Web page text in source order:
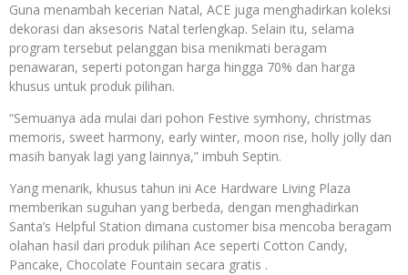
Guna menambah kecerian Natal, ACE juga menghadirkan koleksi
dekorasi dan aksesoris Natal terlengkap. Selain itu, selama
program tersebut pelanggan bisa menikmati beragam
penawaran, seperti potongan harga hingga 70% dan harga
khusus untuk produk pilihan.
“Semuanya ada mulai dari pohon Festive symhony, christmas
memoris, sweet harmony, early winter, moon rise, holly jolly dan
masih banyak lagi yang lainnya,” imbuh Septin.
Yang menarik, khusus tahun ini Ace Hardware Living Plaza
memberikan suguhan yang berbeda, dengan menghadirkan
Santa’s Helpful Station dimana customer bisa mencoba beragam
olahan hasil dari produk pilihan Ace seperti Cotton Candy,
Pancake, Chocolate Fountain secara gratis .